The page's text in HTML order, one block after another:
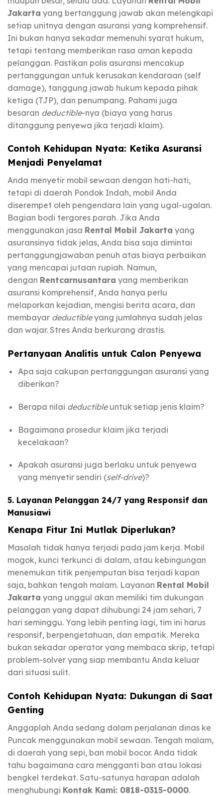
Jakarta yang bertanggung jawab akan melengkapi
setiap unitnya dengan asuransi yang komprehensif.
Ini bukan hanya sekadar memenuhi syarat hukum,
tetapi tentang memberikan rasa aman kepada
pelanggan. Pastikan polis asuransi mencakup
pertanggungan untuk kerusakan kendaraan (self
damage), tanggung jawab hukum kepada pihak
ketiga (TJP), dan penumpang. Pahami juga
besaran deductible-nya (biaya yang harus
ditanggung penyewa jika terjadi klaim).
Contoh Kehidupan Nyata: Ketika Asuransi
Menjadi Penyelamat
Anda menyetir mobil sewaan dengan hati-hati,
tetapi di daerah Pondok Indah, mobil Anda
diserempet oleh pengendara lain yang ugal-ugalan.
Bagian bodi tergores parah. Jika Anda
menggunakan jasa Rental Mobil Jakarta yang
asuransinya tidak jelas, Anda bisa saja dimintai
pertanggungjawaban penuh atas biaya perbaikan
yang mencapai jutaan rupiah. Namun,
dengan Rentcarnusantara yang memberikan
asuransi komprehensif, Anda hanya perlu
melaporkan kejadian, mengisi berita acara, dan
membayar deductibleyang jumlahnya sudah jelas
dan wajar. Stres Anda berkurang drastis.
Pertanyaan Analitis untuk Calon Penyewa
Apa saja cakupan pertanggungan asuransi yang
diberikan?
Berapa nilai deductibleuntuk setiap jenis klaim?
Bagaimana prosedur klaim jika terjadi
kecelakaan?
Apakah asuransi juga berlaku untuk penyewa
yang menyetir sendiri (self-drive)?
5. Layanan Pelanggan 24/7 yang Responsif dan
Manusiawi
Kenapa Fitur Ini Mutlak Diperlukan?
Masalah tidak hanya terjadi pada jam kerja. Mobil
mogok, kunci terkunci di dalam, atau kebingungan
menemukan titik penjemputan bisa terjadi kapan
saja, bahkan tengah malam. Layanan Rental Mobil
Jakarta yang unggul akan memiliki tim dukungan
pelanggan yang dapat dihubungi 24 jam sehari, 7
hari seminggu. Yang lebih penting lagi, tim ini harus
responsif, berpengetahuan, dan empatik. Mereka
bukan sekadar operator yang membaca skrip, tetapi
problem-solver yang siap membantu Anda keluar
dari situasi sulit.
Contoh Kehidupan Nyata: Dukungan di Saat
Genting
Anggaplah Anda sedang dalam perjalanan dinas ke
Puncak menggunakan mobil sewaan. Tengah malam,
di daerah yang sepi, ban mobil bocor. Anda tidak
tahu bagaimana cara mengganti ban atau lokasi
bengkel terdekat. Satu-satunya harapan adalah
menghubungi Kontak Kami: 0818-0315-0000.